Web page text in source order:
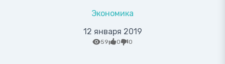
Экономика
12 января 2019
59 0 0